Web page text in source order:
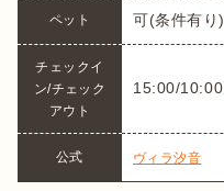
ペット 可(条件有り)
チェックイ
ン/チェック
アウト
15:00/10:00
公式 ヴィラ汐音